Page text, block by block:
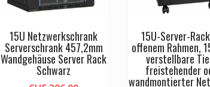
15U Netzwerkschrank
Serverschrank 457,2mm
Wandgehäuse Server Rack
Schwarz
15U-Server-
offenem Rahmen,
verstellbare
freistehender
wandmontierter